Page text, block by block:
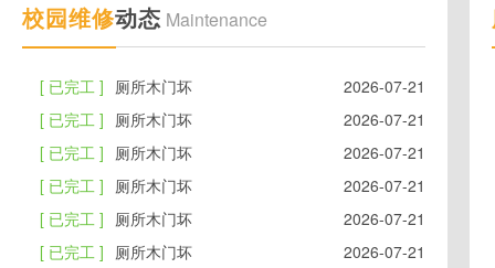
校园维修动态 Maintenance
[ 已完工 ] 厕所木门坏
2026-07-21
[ 已完工 ] 厕所木门坏
2026-07-21
[ 已完工 ] 厕所木门坏
2026-07-21
[ 已完工 ] 厕所木门坏
2026-07-21
[ 已完工 ] 厕所木门坏
2026-07-21
[ 已完工 ] 厕所木门坏
2026-07-21